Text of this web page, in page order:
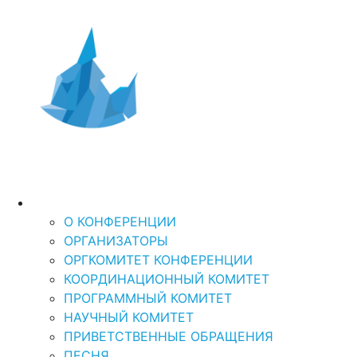
О КОНФЕРЕНЦИИ
ОРГАНИЗАТОРЫ
ОРГКОМИТЕТ КОНФЕРЕНЦИИ
КООРДИНАЦИОННЫЙ КОМИТЕТ
ПРОГРАММНЫЙ КОМИТЕТ
НАУЧНЫЙ КОМИТЕТ
ПРИВЕТСТВЕННЫЕ ОБРАЩЕНИЯ